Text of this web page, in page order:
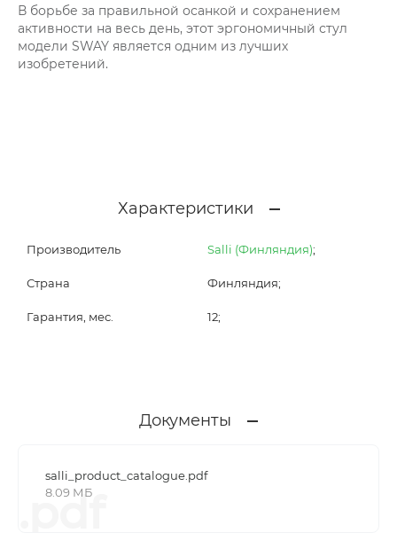
В борьбе за правильной осанкой и сохранением
активности на весь день, этот эргономичный стул
модели SWAY является одним из лучших
изобретений.
Характеристики
Производитель Salli (Финляндия);
Страна Финляндия;
Гарантия, мес. 12;
Документы
salli_product_catalogue.pdf
8.09 МБ
.pdf